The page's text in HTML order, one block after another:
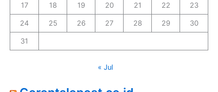
17 18 19 20 21 22 23
24 25 26 27 28 29 30
31
« Jul